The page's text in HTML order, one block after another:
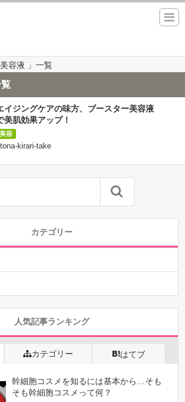
美容液 」一覧
覧
イジングケアの味方、ブースター美容液
美肌効果アップ！
美容
kirari-take
カテゴリー
人気記事ランキング
カテゴリー はてブ
幹細胞コスメを知るには基本から…そも
そも幹細胞コスメって何？